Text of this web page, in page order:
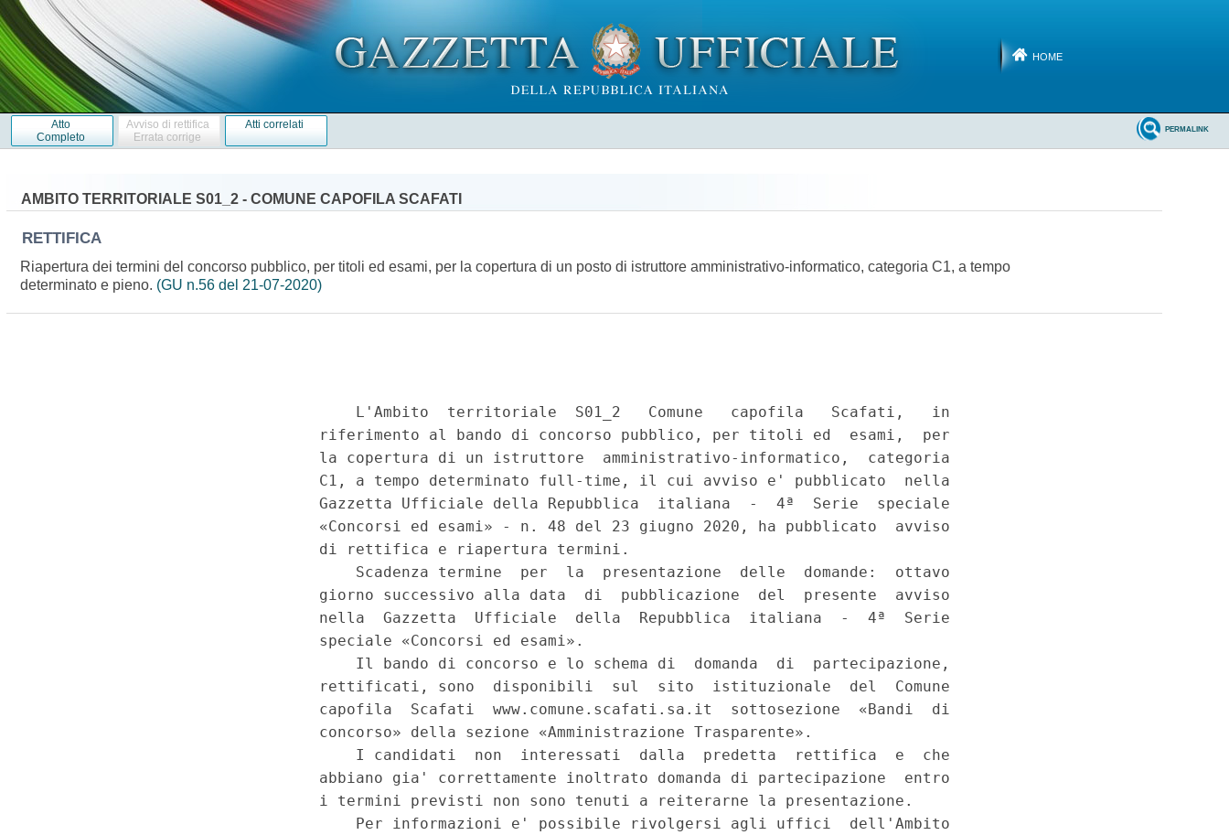
HOME
Atto
Completo
Avviso di rettifica
Errata corrige
Atti correlati PERMALINK
AMBITO TERRITORIALE S01_2 - COMUNE CAPOFILA SCAFATI
RETTIFICA
Riapertura dei termini del concorso pubblico, per titoli ed esami, per la copertura di un posto di istruttore amministrativo-informatico, categoria C1, a tempo
determinato e pieno. (GU n.56 del 21-07-2020)